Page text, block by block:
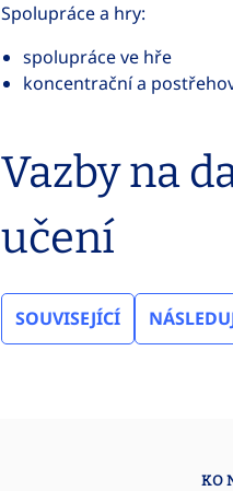
Spolupráce a hry:
spolupráce ve hře
koncentrační a
Vazby na
učení
SOUVISEJÍCÍ